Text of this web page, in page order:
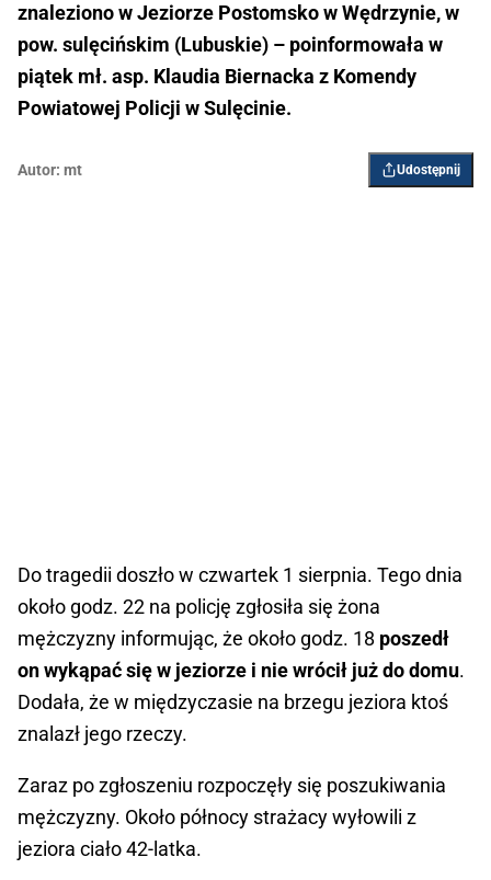
znaleziono w Jeziorze Postomsko w Wędrzynie, w
pow. sulęcińskim (Lubuskie) – poinformowała w
piątek mł. asp. Klaudia Biernacka z Komendy
Powiatowej Policji w Sulęcinie.
Autor: mt Udostępnij
Do tragedii doszło w czwartek 1 sierpnia. Tego dnia
około godz. 22 na policję zgłosiła się żona
mężczyzny informując, że około godz. 18 poszedł
on wykąpać się w jeziorze i nie wrócił już do domu.
Dodała, że w międzyczasie na brzegu jeziora ktoś
znalazł jego rzeczy.
Zaraz po zgłoszeniu rozpoczęły się poszukiwania
mężczyzny. Około północy strażacy wyłowili z
jeziora ciało 42-latka.